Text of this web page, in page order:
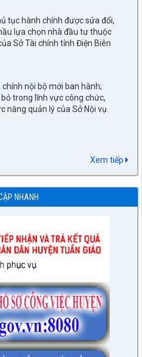
lựa chọn nhà đầu tư thuộc
Sở Tài chính tỉnh Điện Biên
trong lĩnh vực công chức,
quản lý của Sở Nội vụ
thuộc phạm vi, chức năng
chính trong lĩnh vực đất đai
lý của Sở Nông nghiệp và Môi
TRONG LĨNH VỰC ĐẤT ĐAI
QUẢN LÝ CỦA SỞ NÔNG
ĐIỆN BIÊN
CHÍNH TRONG LĨNH VỰC
NĂNG QUẢN LÝ CỦA SỞ
Xem tiếp
NHANH